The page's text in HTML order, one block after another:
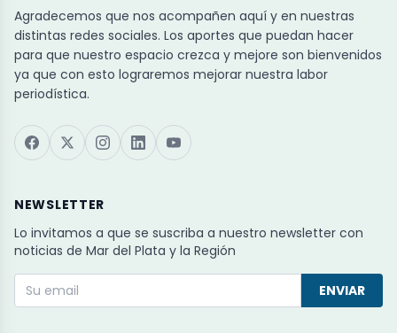
Agradecemos que nos acompañen aquí y en nuestras
distintas redes sociales. Los aportes que puedan hacer
para que nuestro espacio crezca y mejore son bienvenidos
ya que con esto lograremos mejorar nuestra labor
periodística.
NEWSLETTER
Lo invitamos a que se suscriba a nuestro newsletter con
noticias de Mar del Plata y la Región
ENVIAR